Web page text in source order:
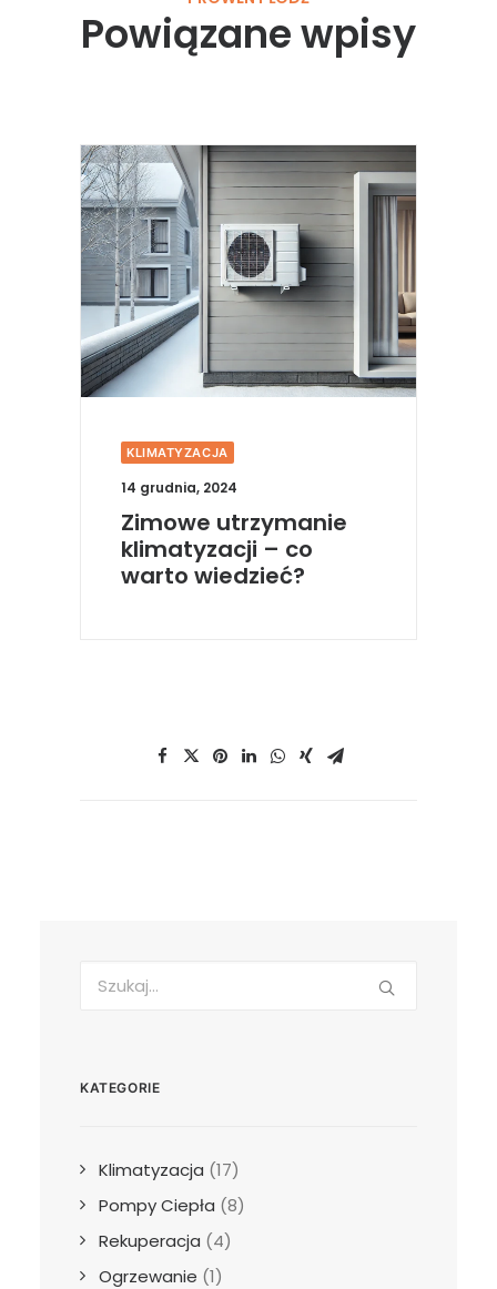
Powiązane wpisy
KLIMATYZACJA
14 grudnia, 2024
Zimowe utrzymanie
klimatyzacji – co
warto wiedzieć?
KATEGORIE
Klimatyzacja (17)
Pompy Ciepła (8)
Rekuperacja (4)
Ogrzewanie (1)